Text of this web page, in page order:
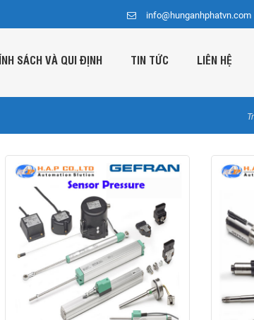
info@hunganhphatvn.com
SÁCH VÀ QUI ĐỊNH TIN TỨC LIÊN HỆ